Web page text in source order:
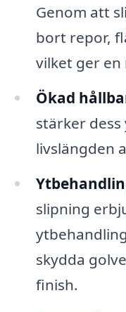
Genom att
bort repor,
vilket ger en
Ökad
stärker
livslängden
slipning
skydda
finish.